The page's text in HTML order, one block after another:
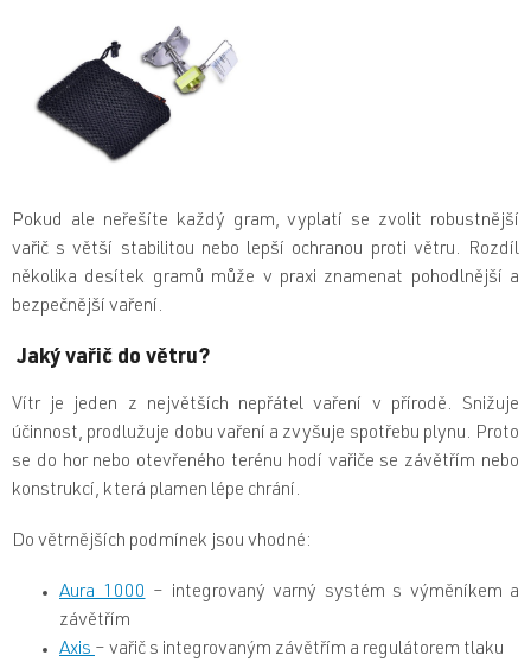
Pokud ale neřešíte každý gram, vyplatí se zvolit robustnější
vařič s větší stabilitou nebo lepší ochranou proti větru. Rozdíl
několika desítek gramů může v praxi znamenat pohodlnější a
bezpečnější vaření.
Jaký vařič do větru?
Vítr je jeden z největších nepřátel vaření v přírodě. Snižuje
účinnost, prodlužuje dobu vaření a zvyšuje spotřebu plynu. Proto
se do hor nebo otevřeného terénu hodí vařiče se závětřím nebo
konstrukcí, která plamen lépe chrání.
Do větrnějších podmínek jsou vhodné:
Aura 1000 – integrovaný varný systém s výměníkem a
závětřím
Axis – vařič s integrovaným závětřím a regulátorem tlaku